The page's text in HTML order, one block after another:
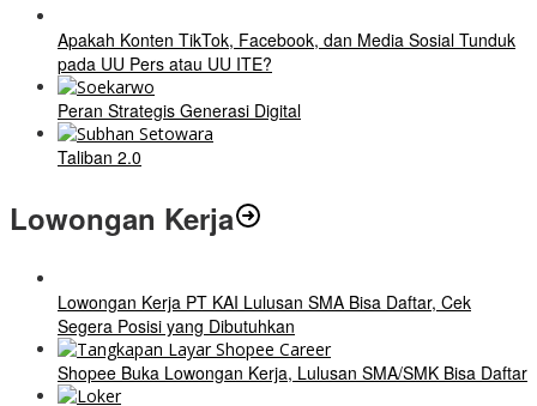
Apakah Konten TikTok, Facebook, dan Media Sosial Tunduk
pada UU Pers atau UU ITE?
Peran Strategis Generasi Digital
Taliban 2.0
Lowongan Kerja
Lowongan Kerja PT KAI Lulusan SMA Bisa Daftar, Cek
Segera Posisi yang Dibutuhkan
Shopee Buka Lowongan Kerja, Lulusan SMA/SMK Bisa Daftar